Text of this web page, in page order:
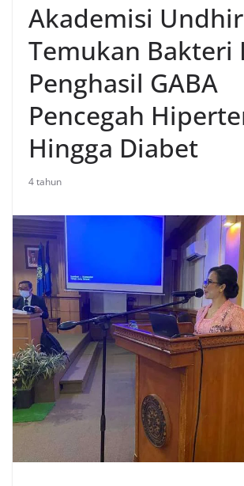
Akademisi
Temukan Bakteri
Penghasil GABA
Pencegah
Hingga Diabet
4 tahun